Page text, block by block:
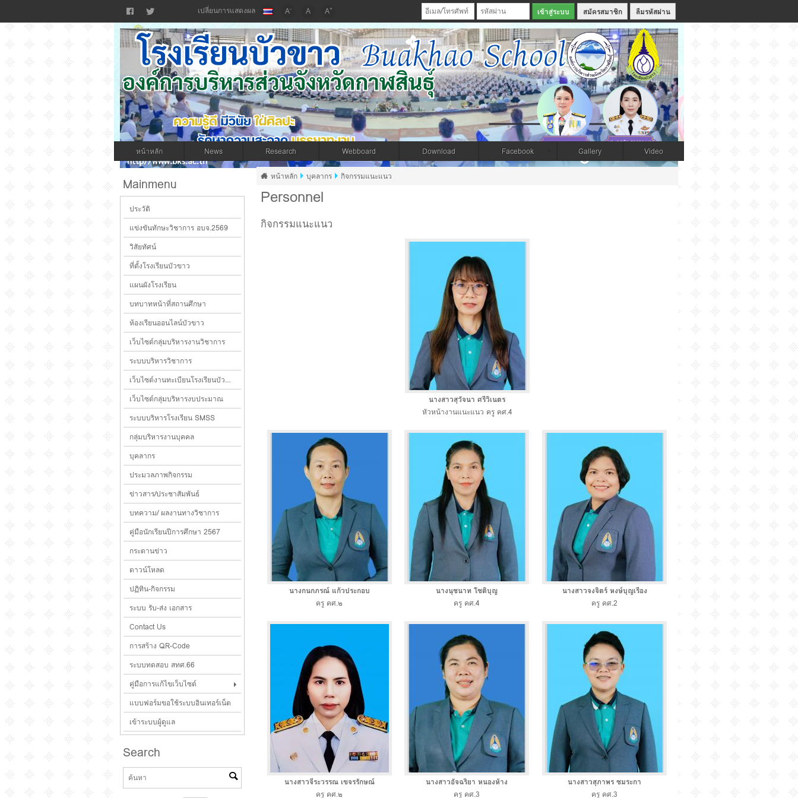
เปลี่ยนการแสดงผล A- A A+ สมัครสมาชิก ลืมรหัสผ่าน
เว็บไซต์โรงเรียนบัวขาว สังกัดองค์การบริหารส่วนจังหวัดกาฬสินธุ์
หน้าหลัก News Research Webboard Download Facebook Gallery Video
Personnel
หน้าหลัก บุคลากร กิจกรรมแนะแนว
กิจกรรมแนะแนว
นางสาวสุวัจนา ศรีวิเนตร
หัวหน้างานแนะแนว ครู คศ.4
นางกนกภรณ์ แก้วประกอบ
ครู คศ.๒
นางนุชนาท โชติบุญ
ครู คศ.4
นางสาวจงจิตร์ หงษ์บุญเรือง
ครู คศ.2
นางสาวจีระวรรณ เขจรรักษณ์
ครู คศ.๒
นางสาวอัจฉริยา หนองห้าง
ครู คศ.3
นางสาวสุภาพร ชมระกา
ครู คศ.3
Mainmenu
ประวัติ
แข่งขันทักษะวิชาการ อบจ.2569
วิสัยทัศน์
ที่ตั้งโรงเรียนบัวขาว
แผนผังโรงเรียน
บทบาทหน้าที่สถานศึกษา
ห้องเรียนออนไลน์บัวขาว
เว็บไซต์กลุ่มบริหารงานวิชาการ
ระบบบริหารวิชาการ
เว็บไซต์งานทะเบียนโรงเรียนบัวขาว
เว็บไซต์กลุ่มบริหารงบประมาณ
ระบบบริหารโรงเรียน SMSS
กลุ่มบริหารงานบุคคล
บุคลากร
ประมวลภาพกิจกรรม
ข่าวสาร/ประชาสัมพันธ์
บทความ/ ผลงานทางวิชาการ
คู่มือนักเรียนปีการศึกษา 2567
กระดานข่าว
ดาวน์โหลด
ปฏิทิน-กิจกรรม
ระบบ รับ-ส่ง เอกสาร
Contact Us
การสร้าง QR-Code
ระบบทดสอบ สทศ.66
คู่มือการแก้ไขเว็บไซต์
แบบฟอร์มขอใช้ระบบอินเทอร์เน็ต
เข้าระบบผู้ดูแล
Search